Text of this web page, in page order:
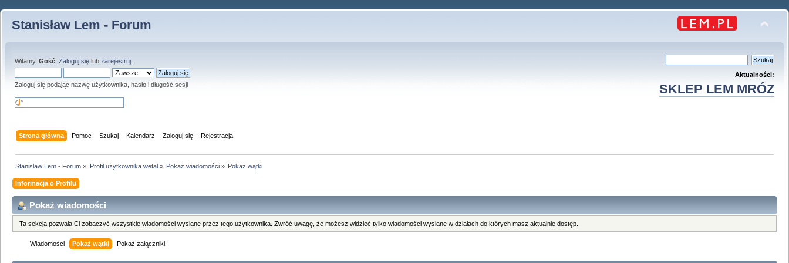
Stanisław Lem - Forum
Witamy, Gość Zaloguj się lub zarejestruj
Zaloguj się podając nazwę użytkownika, hasło i długość sesji
Aktualności:
SKLEP LEM MRÓZ
Strona główna Pomoc Szukaj Kalendarz Zaloguj się Rejestracja
Stanisław Lem - Forum » Profil użytkownika wetal» Pokaż wiadomości» Pokaż wątki
Informacja o Profilu
Pokaż wiadomości
Ta sekcja pozwala Ci zobaczyć wszystkie wiadomości wysłane przez tego użytkownika. Zwróć uwagę, że możesz widzieć tylko wiadomości wysłane w działach do których masz aktualnie dostęp.
Wiadomości Pokaż wątki Pokaż załączniki